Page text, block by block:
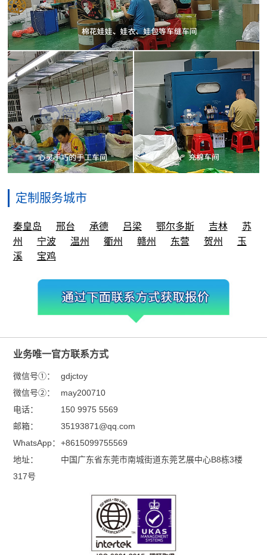
定制服务城市
秦皇岛 邢台 承德 吕梁 鄂尔多斯 吉林
苏
州
宁波 温州 衢州 赣州 东营 贺州
玉
溪
宝鸡
业务唯一官方联系方式
微信号①：
gdjctoy
微信号②：
may200710
电话：
150 9975 5569
邮箱：
35193871@qq.com
WhatsApp： +8615099755569
地址：
中国广东省东莞市南城街道东莞艺展中心B8栋3楼
317号